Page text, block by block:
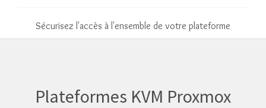
Sécurisez l'accès à l'ensemble de votre plateforme
Plateformes KVM Proxmox